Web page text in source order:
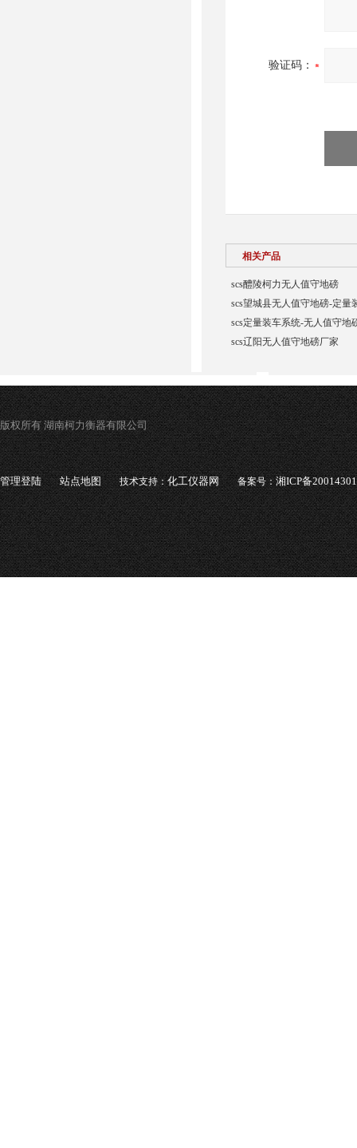
验证码：
相关产品
scs醴陵柯力无人值守地磅
scs望城县无人值守地磅-定量
scs定量装车系统-无人值守地
scs辽阳无人值守地磅厂家
版权所有 湖南柯力衡器有限公司
管理登陆 站点地图 技术支持：化工仪器网 备案号：湘ICP备